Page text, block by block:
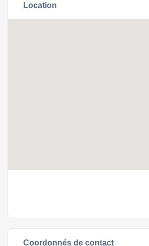
Location
Coordonnés de contact